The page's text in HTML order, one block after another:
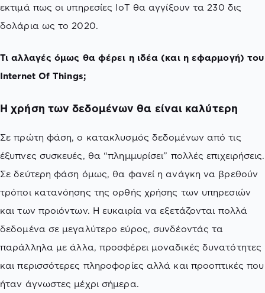
εκτιμά πως οι υπηρεσίες IoT θα αγγίξουν τα 230 δις
δολάρια ως το 2020.
Τι αλλαγές όμως θα φέρει η ιδέα (και η εφαρμογή) του
Internet Of Things;
Η χρήση των δεδομένων θα είναι καλύτερη
Σε πρώτη φάση, ο κατακλυσμός δεδομένων από τις
έξυπνες συσκευές, θα “πλημμυρίσει” πολλές επιχειρήσεις.
Σε δεύτερη φάση όμως, θα φανεί η ανάγκη να βρεθούν
τρόποι κατανόησης της ορθής χρήσης των υπηρεσιών
και των προιόντων. Η ευκαιρία να εξετάζονται πολλά
δεδομένα σε μεγαλύτερο εύρος, συνδέοντάς τα
παράλληλα με άλλα, προσφέρει μοναδικές δυνατότητες
και περισσότερες πληροφορίες αλλά και προοπτικές που
ήταν άγνωστες μέχρι σήμερα.